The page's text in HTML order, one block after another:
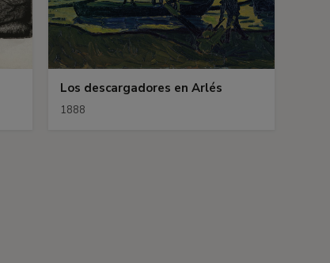
Los descargadores en Arlés
1888